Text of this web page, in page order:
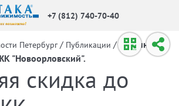
+7 (812) 740-70-40
Петербург / Публикации / Весенняя
"Новоорловский".
скидка до